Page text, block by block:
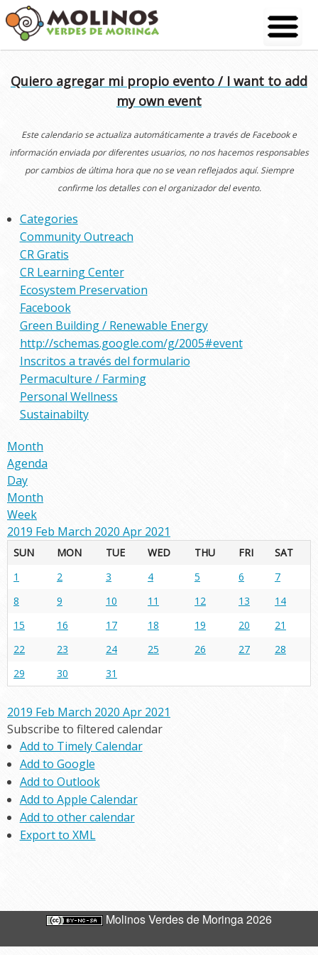
Skip
to
content
Quiero agregar mi propio evento / I want to add
my own event
Este calendario se actualiza automáticamente a través de Facebook e
información enviada por diferentes usuarios, no nos hacemos responsables
por cambios de última hora que no se vean reflejados aquí. Siempre
confirme los detalles con el organizador del evento.
Categories
Community Outreach
CR Gratis
CR Learning Center
Ecosystem Preservation
Facebook
Green Building / Renewable Energy
http://schemas.google.com/g/2005#event
Inscritos a través del formulario
Permaculture / Farming
Personal Wellness
Sustainabilty
Month
Agenda
Day
Month
Week
2019 Feb March 2020 Apr 2021
SUN MON TUE WED THU FRI
SAT
1
2 3 4 5 6
7
8
9 10 11 12 13
14
15
16 17 18 19 20
21
22
23 24 25 26 27
28
29
30 31
2019 Feb March 2020 Apr 2021
Subscribe to filtered calendar
Add to Timely Calendar
Add to Google
Add to Outlook
Add to Apple Calendar
Add to other calendar
Export to XML
Molinos Verdes de Moringa 2026